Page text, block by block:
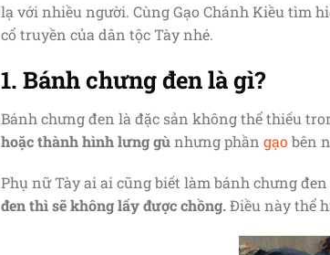
lạ với nhiều người. Cùng Gạo Chánh Kiều tìm
cổ truyền của dân tộc Tày nhé.
1. Bánh chưng đen là gì?
Bánh chưng đen là đặc sản không thể thiếu
hoặc thành hình lưng gùnhưng phần gạobên
Phụ nữ Tày ai ai cũng biết làm bánh chưng
đen thì sẽ không lấy được chồng.Điều này thể